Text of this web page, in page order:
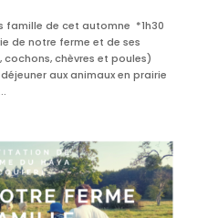
famille de cet automne *1h30
de notre ferme et de ses
chèvres et poules)
aux animaux en prairie